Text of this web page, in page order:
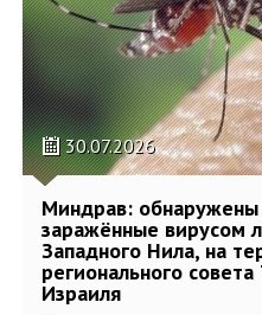
30.07.2026
Миндрав:
заражённые вирусом
Западного Нила, на
регионального
Израиля